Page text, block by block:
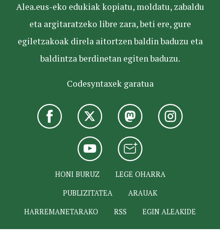
Alea.eus-eko edukiak kopiatu, moldatu, zabaldu
eta argitaratzeko libre zara, beti ere, gure
egiletzakoak direla aitortzen baldin baduzu eta
baldintza berdinetan egiten baduzu.
Codesyntaxek garatua
HONI BURUZ
LEGE OHARRA
PUBLIZITATEA
ARAUAK
HARREMANETARAKO
RSS EGIN ALEAKIDE